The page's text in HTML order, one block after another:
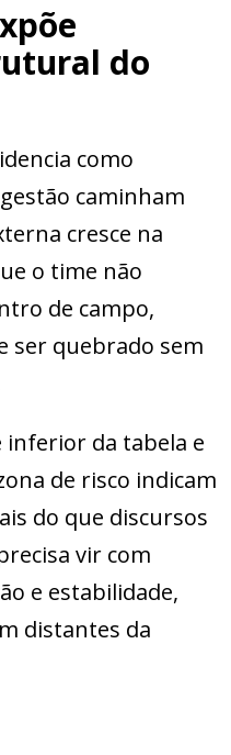
do
como
caminham
cresce na
o time não
de campo,
ser quebrado sem
da tabela e
de risco indicam
do que discursos
vir com
e estabilidade,
distantes da